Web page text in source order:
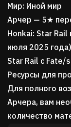
Мир: Иной мир
Арчер — 5★
Honkai: Star
июля 2025
Star Rail с Fate/
Ресурсы для
Для полного
Арчера, вам
количество